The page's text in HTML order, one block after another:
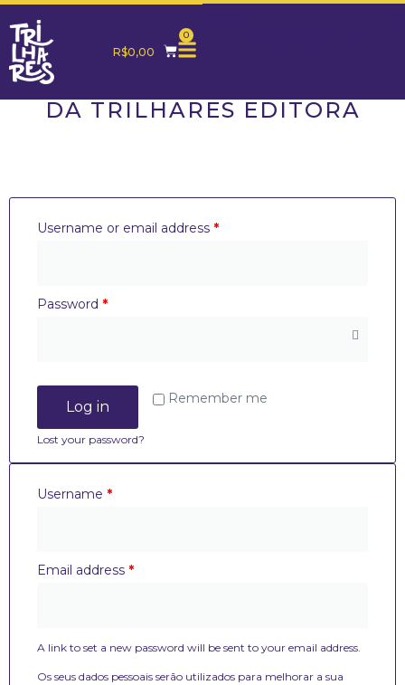
R$0,00
0
MINHA CONTA
DA TRILHARES EDITORA
Username or email address *
Password *
Remember me
Log in
Lost your password?
Username *
Email address *
A link to set a new password will be sent to your email address.
Os seus dados pessoais serão utilizados para melhorar a sua